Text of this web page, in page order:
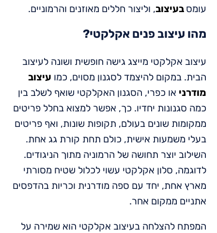
עומס בעיצוב, וליצור חללים מאוזנים והרמוניים.
מהו עיצוב פנים אקלקטי?
עיצוב אקלקטי מייצג גישה חופשית ושונה לעיצוב
הבית. במקום להיצמד לסגנון מסוים, כמו עיצוב
מודרני או כפרי, הסגנון האקלקטי שואף לשלב בין
כמה סגנונות יחדיו. כך, אפשר למצוא בחלל פריטים
ממקומות שונים בעולם, תקופות שונות, ואף פריטים
בעלי משמעות אישית, כולם תחת קורת גג אחת.
השילוב יוצר תחושה של הרמוניה מתוך הניגודים.
לדוגמה, סלון אקלקטי עשוי לכלול שטיח מסורתי
מארץ אחת, יחד עם ספה מודרנית וכריות בהדפסים
אתניים ממקום אחר.
המפתח להצלחה בעיצוב אקלקטי הוא שמירה על